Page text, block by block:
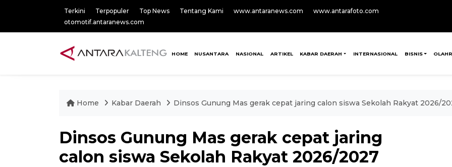
Terkini Terpopuler Top News Tentang Kami www.antaranews.com
www.antarafoto.com
otomotif.antaranews.com
HOME NUSANTARA NASIONAL ARTIKEL KABAR DAERAH INTERNASIONAL BISNIS
Home Kabar Daerah Dinsos Gunung Mas gerak cepat jaring calon siswa Sekolah Rakyat 2026/
Dinsos Gunung Mas gerak cepat jaring
calon siswa Sekolah Rakyat 2026/2027